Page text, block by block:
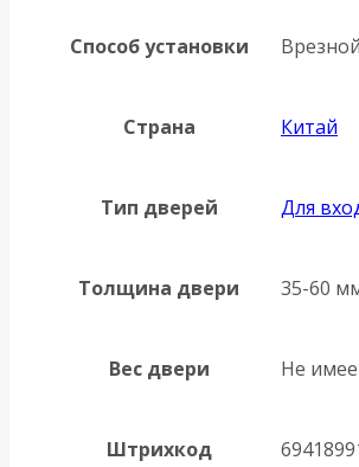
Способ установки Врезной
Страна Китай
Тип дверей Для
Толщина двери 35-60
Вес двери Не
Штрихкод